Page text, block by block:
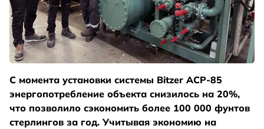
С момента установки системы Bitzer ACP-85
энергопотребление объекта снизилось на 20%,
что позволило сэкономить более 100 000 фунтов
стерлингов за год. Учитывая экономию на